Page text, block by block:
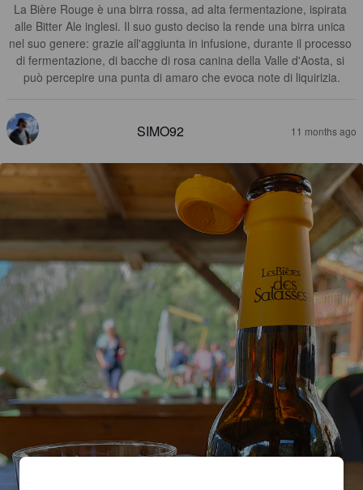
La Bière Rouge è una birra rossa, ad alta fermentazione, ispirata
alle Bitter Ale inglesi. Il suo gusto deciso la rende una birra unica
nel suo genere: grazie all'aggiunta in infusione, durante il processo
di fermentazione, di bacche di rosa canina della Valle d'Aosta, si
può percepire una punta di amaro che evoca note di liquirizia.
SIMO92 11 months ago